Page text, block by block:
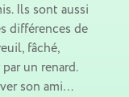
Ils sont aussi
différences de
fâché,
un renard.
son ami…